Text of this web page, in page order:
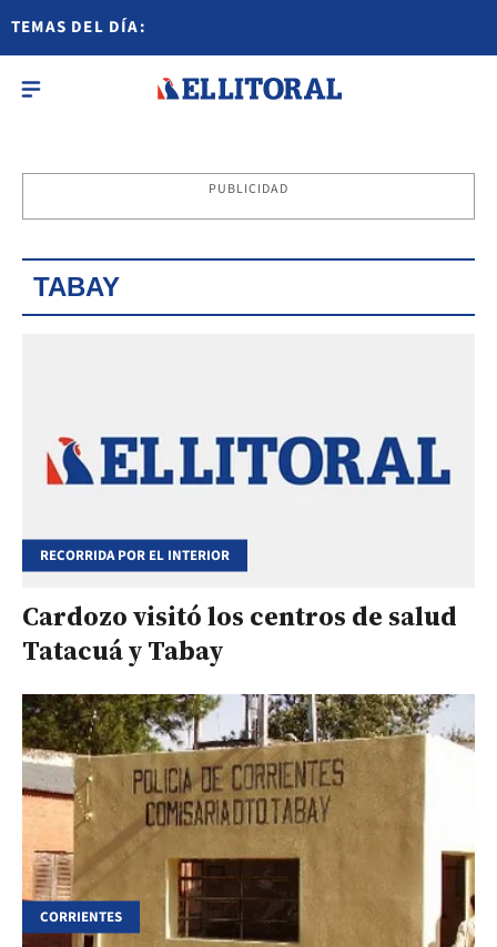
TEMAS DEL DÍA:
PUBLICIDAD
TABAY
RECORRIDA POR EL INTERIOR
Cardozo visitó los centros de salud
Tatacuá y Tabay
CORRIENTES